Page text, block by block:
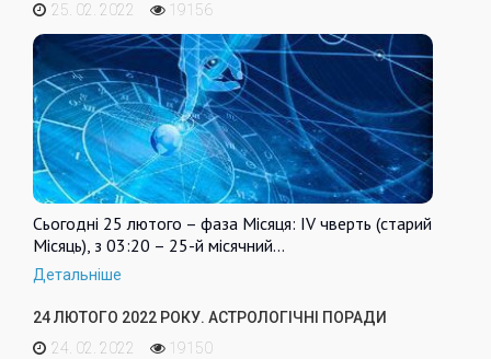
25. 02. 2022
19156
Сьогодні 25 лютого – фаза Місяця: IV чверть (старий
Місяць), з 03:20 – 25-й місячний…
Детальніше
24 ЛЮТОГО 2022 РОКУ. АСТРОЛОГІЧНІ ПОРАДИ
24. 02. 2022
19150